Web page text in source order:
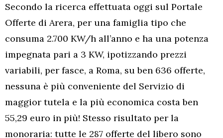
Secondo la ricerca effettuata oggi sul Portale
Offerte di Arera, per una famiglia tipo che
consuma 2.700 KW/h all’anno e ha una potenza
impegnata pari a 3 KW, ipotizzando prezzi
variabili, per fasce, a Roma, su ben 636 offerte,
nessuna è più conveniente del Servizio di
maggior tutela e la più economica costa ben
55,29 euro in più! Stesso risultato per la
monoraria: tutte le 287 offerte del libero sono